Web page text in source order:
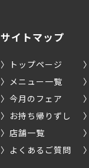
サイトマップ
トップページ
メニュー一覧
今月のフェア
お持ち帰りずし
店舗一覧
よくあるご質問